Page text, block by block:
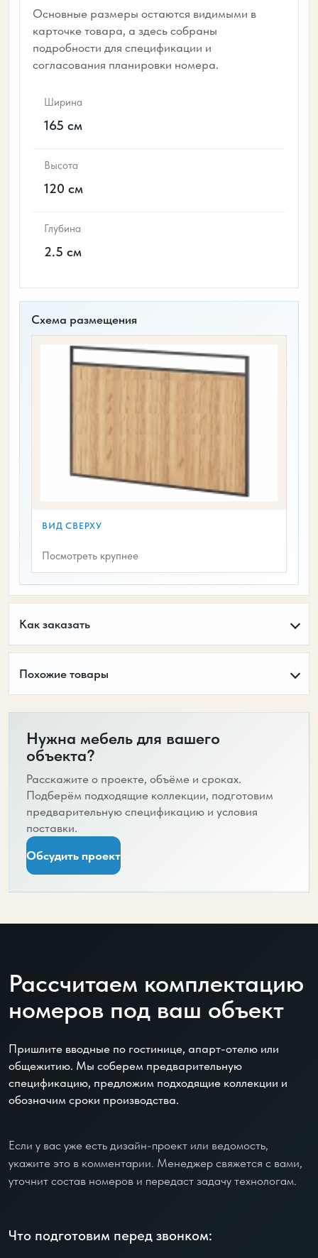
Основные размеры остаются видимыми в
карточке товара, а здесь собраны
подробности для спецификации и
согласования планировки номера.
Ширина
165 см
Высота
120 см
Глубина
2.5 см
Схема размещения
ВИД СВЕРХУ
Посмотреть крупнее
Как заказать
Похожие товары
Нужна мебель для вашего
объекта?
Расскажите о проекте, объёме и сроках.
Подберём подходящие коллекции, подготовим
предварительную спецификацию и условия
поставки.
Обсудить проект
Рассчитаем комплектацию
номеров под ваш объект
Пришлите вводные по гостинице, апарт-отелю или
общежитию. Мы соберем предварительную
спецификацию, предложим подходящие коллекции и
обозначим сроки производства.
Если у вас уже есть дизайн-проект или ведомость,
укажите это в комментарии. Менеджер свяжется с вами,
уточнит состав номеров и передаст задачу технологам.
Что подготовим перед звонком: